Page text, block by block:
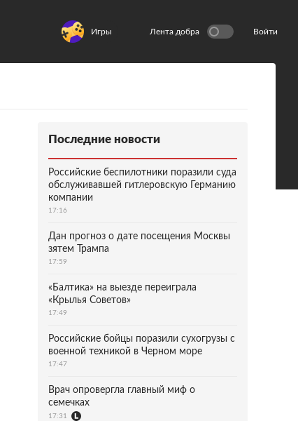
Игры Лента добра Войти
Последние новости
Российские беспилотники поразили суда
обслуживавшей гитлеровскую Германию
компании
17:16
Дан прогноз о дате посещения Москвы
зятем Трампа
17:59
«Балтика» на выезде переиграла
«Крылья Советов»
17:49
Российские бойцы поразили сухогрузы с
военной техникой в Черном море
17:47
Врач опровергла главный миф о
семечках
17:31